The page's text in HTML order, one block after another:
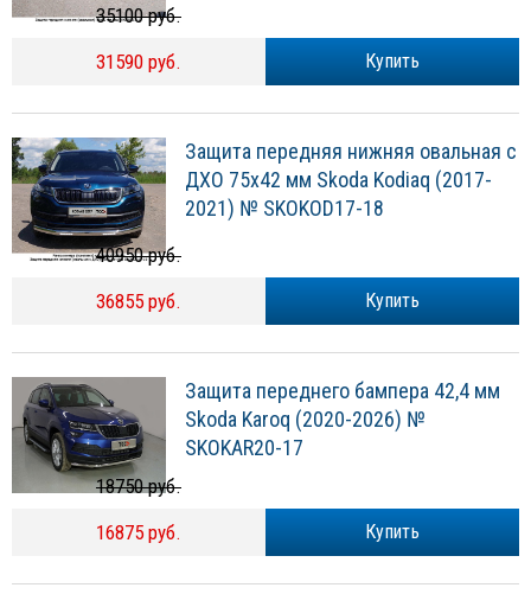
Купить
35100 руб.
31590 руб.
Защита передняя нижняя овальная с
ДХО 75х42 мм Skoda Kodiaq (2017-
2021) № SKOKOD17-18
Купить
40950 руб.
36855 руб.
Защита переднего бампера 42,4 мм
Skoda Karoq (2020-2026) №
SKOKAR20-17
Купить
18750 руб.
16875 руб.